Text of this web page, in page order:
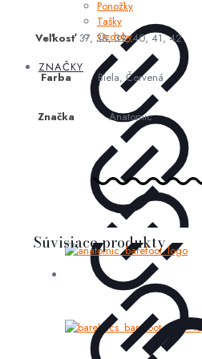
Ponožky
Tašky
Ozdoby
ZNAČKY
Veľkosť 37, 38, 39, 40, 41, 42
Farba Biela, Červená
Značka Anatomic
Súvisiace produkty